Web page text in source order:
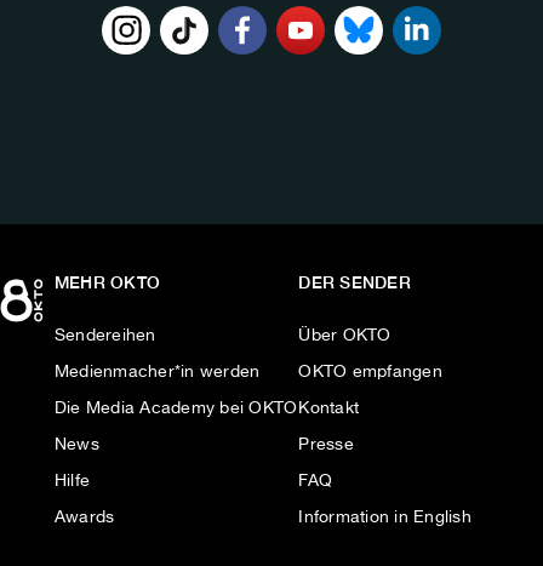
MEHR OKTO
Sendereihen
Medienmacher*in werden
Die Media Academy bei OKTO
News
Hilfe
Awards
DER SENDER
Über OKTO
OKTO empfangen
Kontakt
Presse
FAQ
Information in English